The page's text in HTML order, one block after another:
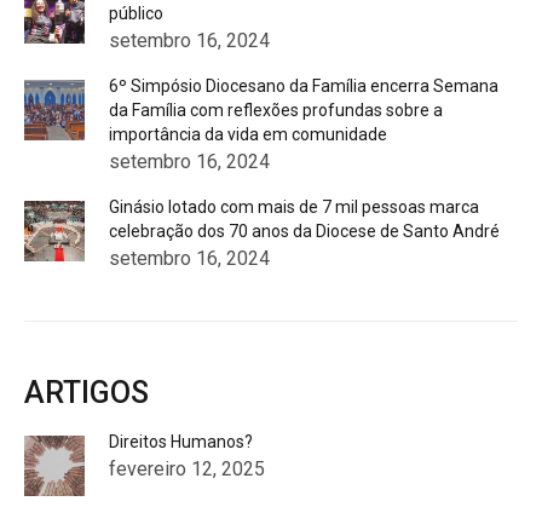
público
setembro 16, 2024
6º Simpósio Diocesano da Família encerra Semana
da Família com reflexões profundas sobre a
importância da vida em comunidade
setembro 16, 2024
Ginásio lotado com mais de 7 mil pessoas marca
celebração dos 70 anos da Diocese de Santo André
setembro 16, 2024
ARTIGOS
Direitos Humanos?
fevereiro 12, 2025